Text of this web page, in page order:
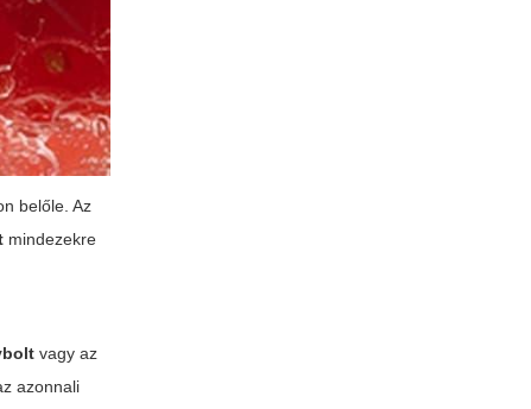
belőle. Az
mindezekre
vagy az
azonnali